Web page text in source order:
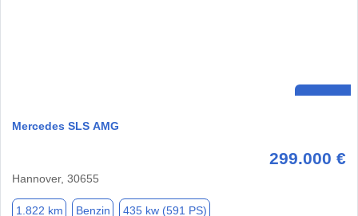
Mercedes SLS AMG
299.000 €
Hannover, 30655
1.822 km Benzin 435 kw (591 PS)